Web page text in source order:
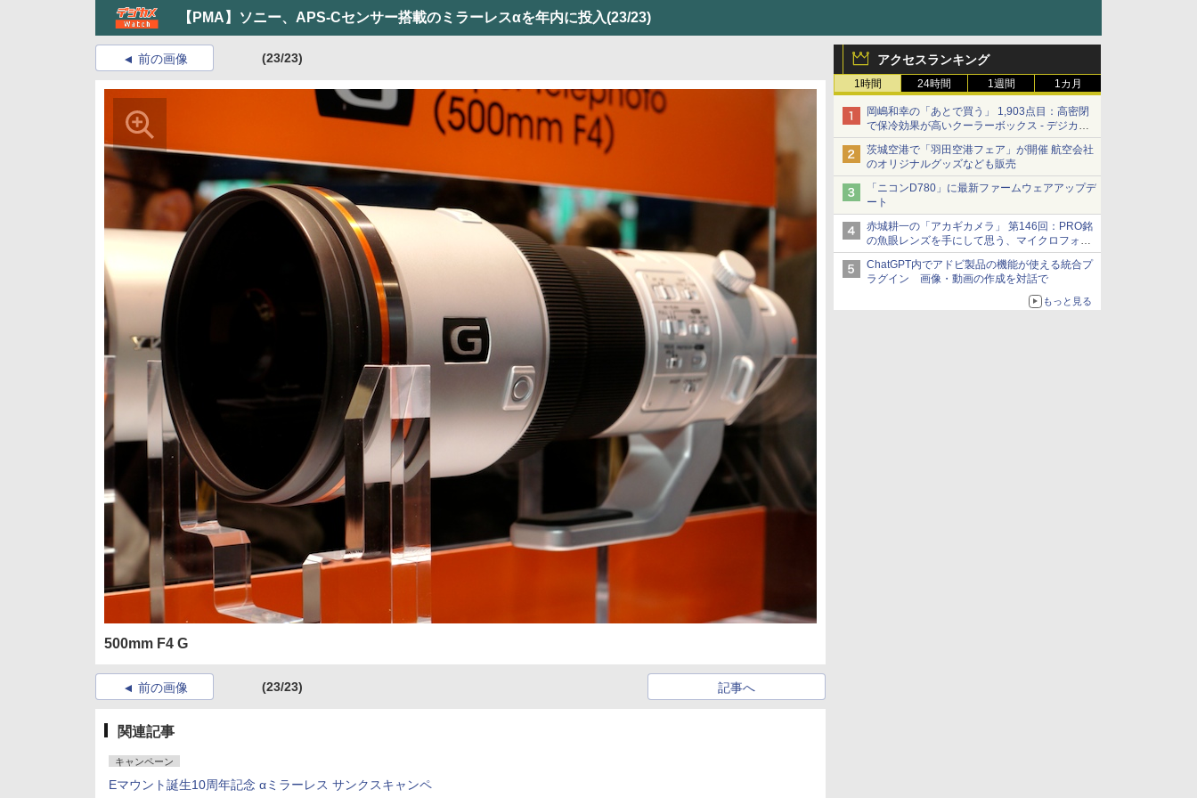
【PMA】ソニー、APS-Cセンサー搭載のミラーレスαを年内に投入(23/23)
アクセスランキング
1時間 24時間 1週間 1カ月
岡嶋和幸の「あとで買う」 1,903点目：高密閉
で保冷効果が高いクーラーボックス - デジカメ
Watch
茨城空港で「羽田空港フェア」が開催 航空会社
のオリジナルグッズなども販売
「ニコンD780」に最新ファームウェアアップデ
ート
赤城耕一の「アカギカメラ」 第146回：PRO銘
の魚眼レンズを手にして思う、マイクロフォー
サーズへの期待と可能性
ChatGPT内でアドビ製品の機能が使える統合プ
ラグイン 画像・動画の作成を対話で
もっと見る
前の画像 (23/23)
500mm F4 G
前の画像 (23/23) 記事へ
関連記事
キャンペーン
Eマウント誕生10周年記念 αミラーレス サンクスキャンペ